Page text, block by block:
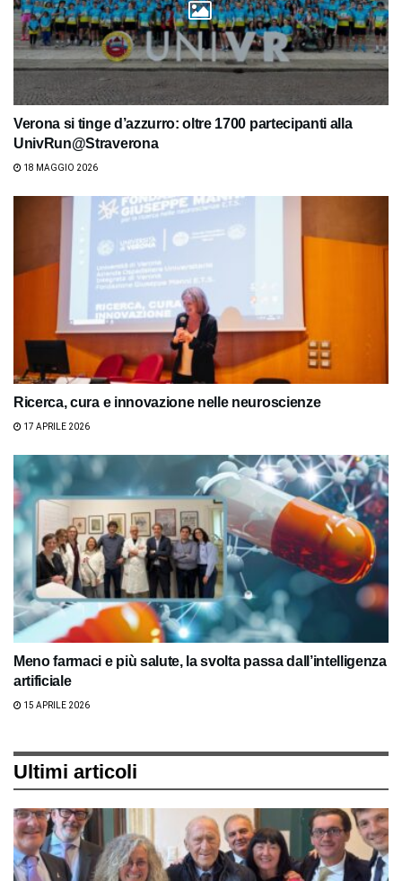
Verona si tinge d’azzurro: oltre 1700 partecipanti alla
UnivRun@Straverona
18 MAGGIO 2026
Ricerca, cura e innovazione nelle neuroscienze
17 APRILE 2026
Meno farmaci e più salute, la svolta passa dall’intelligenza
artificiale
15 APRILE 2026
Ultimi articoli